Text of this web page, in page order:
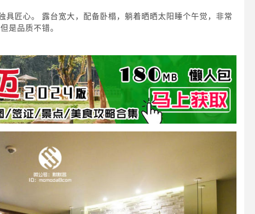
具匠心。 露台宽大，配备卧榻，躺着晒晒太阳睡个午觉，非常
是品质不错。